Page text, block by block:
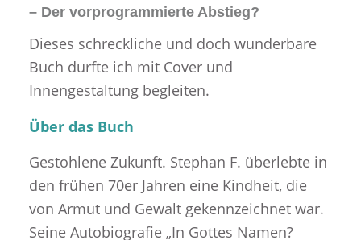
– Der vorprogrammierte Abstieg?
Dieses schreckliche und doch wunderbare
Buch durfte ich mit Cover und
Innengestaltung begleiten.
Über das Buch
Gestohlene Zukunft. Stephan F. überlebte in
den frühen 70er Jahren eine Kindheit, die
von Armut und Gewalt gekennzeichnet war.
Seine Autobiografie „In Gottes Namen?